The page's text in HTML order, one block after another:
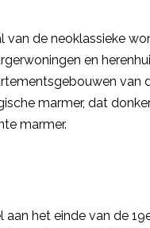
van de neoklassieke
en
van
marmer, dat
marmer.
het einde van de